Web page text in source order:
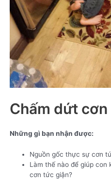
Chấm dứt cơn
Những gì bạn nhận được:
Nguồn gốc thực sự cơn
Làm thế nào để giúp con
cơn tức giận?